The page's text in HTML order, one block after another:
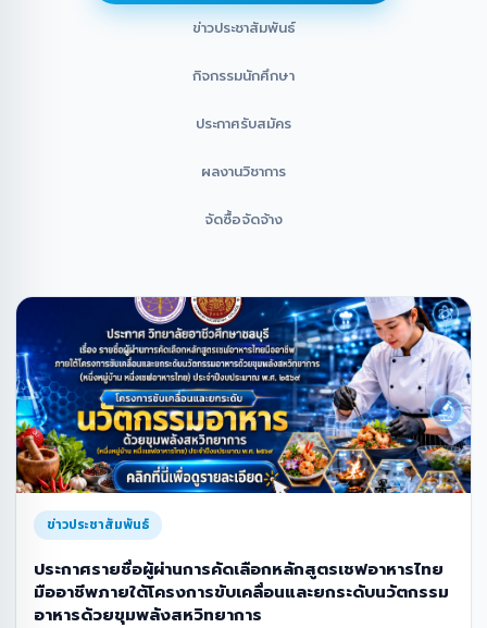
ข่าวประชาสัมพันธ์
กิจกรรมนักศึกษา
ประกาศรับสมัคร
ผลงานวิชาการ
จัดซื้อจัดจ้าง
ข่าวประชาสัมพันธ์
ประกาศรายชื่อผู้ผ่านการคัดเลือกหลักสูตรเชฟอาหารไทย
มืออาชีพภายใต้โครงการขับเคลื่อนและยกระดับนวัตกรรม
อาหารด้วยขุมพลังสหวิทยาการ